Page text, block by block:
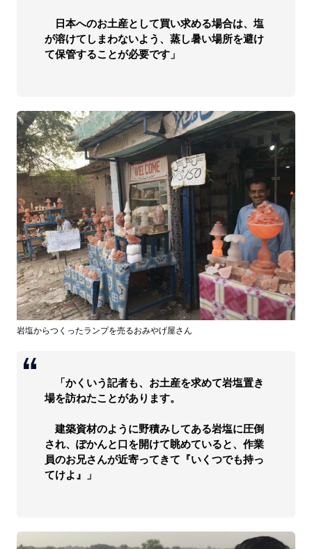
日本へのお土産として買い求める場合は、塩
が溶けてしまわないよう、蒸し暑い場所を避け
て保管することが必要です」
岩塩からつくったランプを売るおみやげ屋さん
「かくいう記者も、お土産を求めて岩塩置き
場を訪ねたことがあります。
建築資材のように野積みしてある岩塩に圧倒
され、ぽかんと口を開けて眺めていると、作業
員のお兄さんが近寄ってきて『いくつでも持っ
てけよ』」